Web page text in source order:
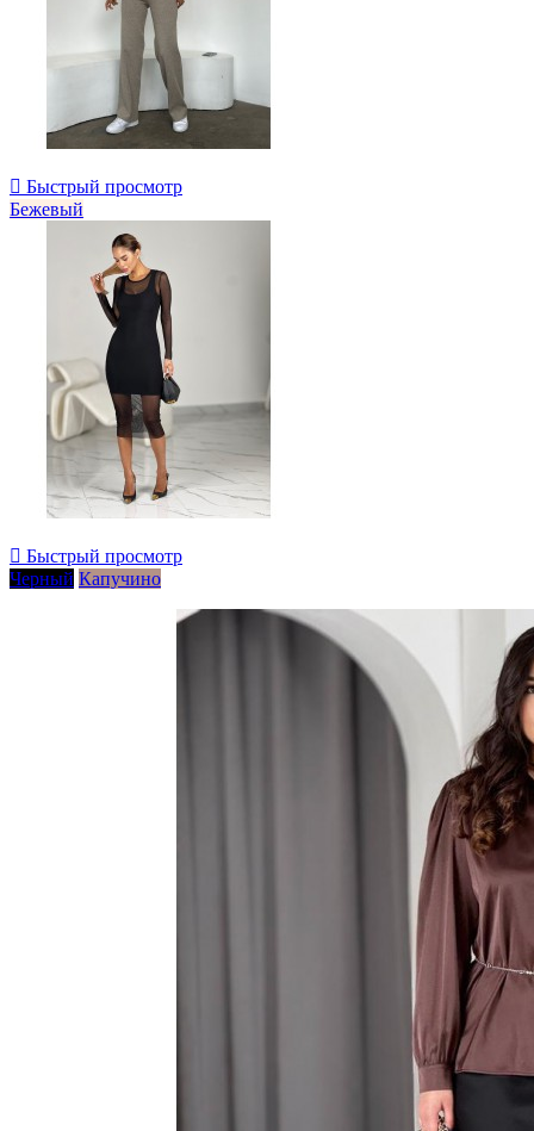
 Быстрый просмотр
Бежевый
 Быстрый просмотр
Черный Капучино